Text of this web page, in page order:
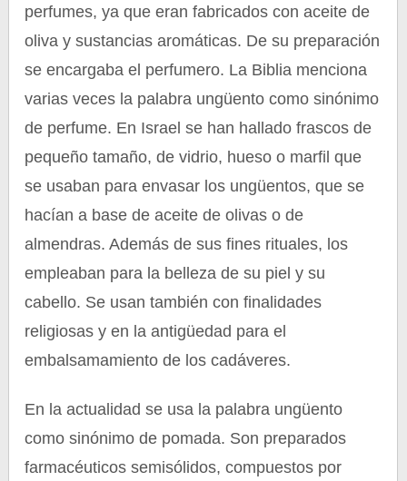
perfumes, ya que eran fabricados con aceite de
oliva y sustancias aromáticas. De su preparación
se encargaba el perfumero. La Biblia menciona
varias veces la palabra ungüento como sinónimo
de perfume. En Israel se han hallado frascos de
pequeño tamaño, de vidrio, hueso o marfil que
se usaban para envasar los ungüentos, que se
hacían a base de aceite de olivas o de
almendras. Además de sus fines rituales, los
empleaban para la belleza de su piel y su
cabello. Se usan también con finalidades
religiosas y en la antigüedad para el
embalsamamiento de los cadáveres.
En la actualidad se usa la palabra ungüento
como sinónimo de pomada. Son preparados
farmacéuticos semisólidos, compuestos por